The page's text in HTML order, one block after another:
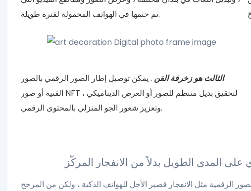
تم ختمها في الهواتف المحمولة لفترة طويلة.
الثالث هو زخرفة الفن . يمكن توصيل إطار الصور الرقمي بالصور
الفنية أو صور NFT لتحقيق بديل منتظم للصور أو العرض الديناميكي ،
وتعزيز شعور الجو المنزلي بالمحتوى الرقمي.
المدى الطويل بدلاً من الانفجار المركّز
الرقمية مثل الانفجار قصير الأجل للهواتف الذكية ، ولكن من المرجح